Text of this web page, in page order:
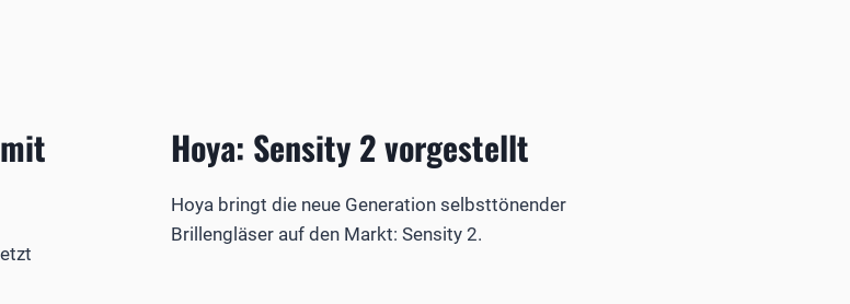
Hoya: Sensity 2 vorgestellt
Hoya bringt die neue Generation selbsttönender
Brillengläser auf den Markt: Sensity 2.